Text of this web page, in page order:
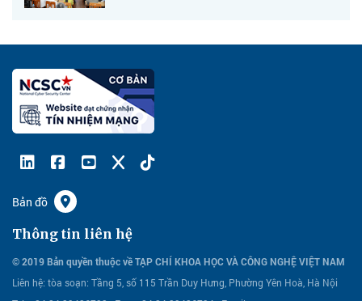
Bản đồ
Thông tin liên hệ
© 2019 Bản quyền thuộc về TẠP CHÍ KHOA HỌC VÀ CÔNG NGHỆ VIỆT NAM
Liên hệ: tòa soạn: Tầng 5, số 115 Trần Duy Hưng, Phường Yên Hoà, Hà Nội